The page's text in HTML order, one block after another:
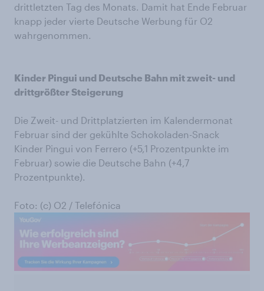
drittletzten Tag des Monats. Damit hat Ende Februar
knapp jeder vierte Deutsche Werbung für O2
wahrgenommen.
Kinder Pingui und Deutsche Bahn mit zweit- und
drittgrößter Steigerung
Die Zweit- und Drittplatzierten im Kalendermonat
Februar sind der gekühlte Schokoladen-Snack
Kinder Pingui von Ferrero (+5,1 Prozentpunkte im
Februar) sowie die Deutsche Bahn (+4,7
Prozentpunkte).
Foto: (c) O2 / Telefónica